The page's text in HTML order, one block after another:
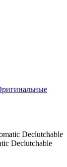
Declutchable
Declutchable